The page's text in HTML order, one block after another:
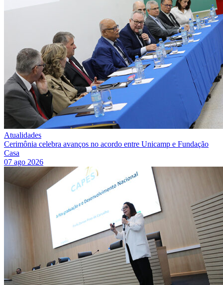
Atualidades
Cerimônia celebra avanços no acordo entre Unicamp e Fundação
Casa
07 ago 2026